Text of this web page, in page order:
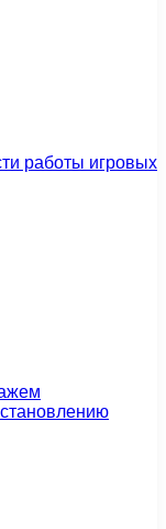
работы игровых